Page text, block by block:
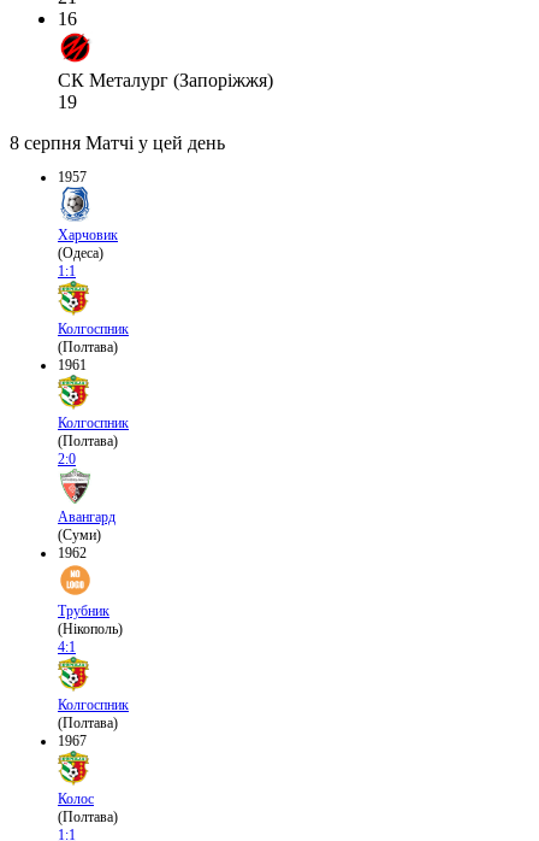
16
СК Металург (Запоріжжя)
19
8 серпня Матчі у цей день
1957
Харчовик
(Одеса)
1:1
Колгоспник
(Полтава)
1961
Колгоспник
(Полтава)
2:0
Авангард
(Суми)
1962
Трубник
(Нікополь)
4:1
Колгоспник
(Полтава)
1967
Колос
(Полтава)
1:1